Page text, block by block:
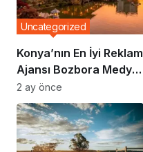
Konya’nın En İyi Reklam
Ajansı Bozbora Medya
Olmaya Devam Ediyor
Uncategorized
2 ay önce